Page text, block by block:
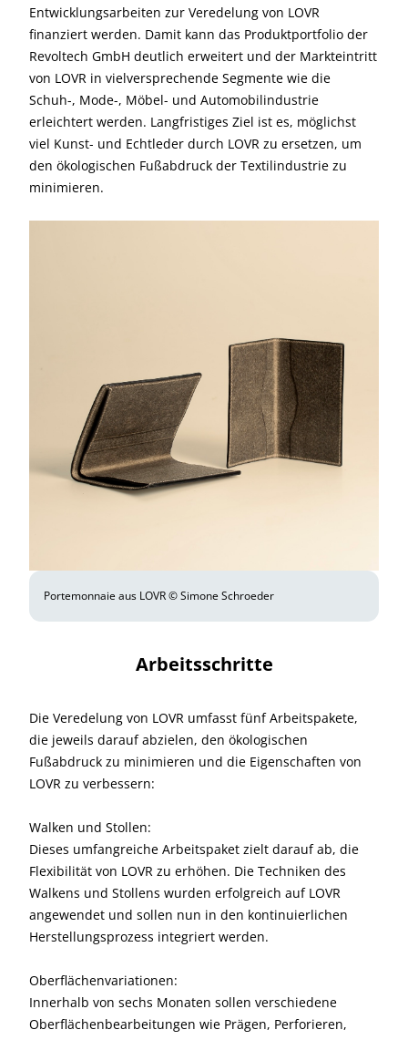
Entwicklungsarbeiten zur Veredelung von LOVR
finanziert werden. Damit kann das Produktportfolio der
Revoltech GmbH deutlich erweitert und der Markteintritt
von LOVR in vielversprechende Segmente wie die
Schuh-, Mode-, Möbel- und Automobilindustrie
erleichtert werden. Langfristiges Ziel ist es, möglichst
viel Kunst- und Echtleder durch LOVR zu ersetzen, um
den ökologischen Fußabdruck der Textilindustrie zu
minimieren.
Portemonnaie aus LOVR © Simone Schroeder
Arbeitsschritte
Die Veredelung von LOVR umfasst fünf Arbeitspakete,
die jeweils darauf abzielen, den ökologischen
Fußabdruck zu minimieren und die Eigenschaften von
LOVR zu verbessern:
Walken und Stollen:
Dieses umfangreiche Arbeitspaket zielt darauf ab, die
Flexibilität von LOVR zu erhöhen. Die Techniken des
Walkens und Stollens wurden erfolgreich auf LOVR
angewendet und sollen nun in den kontinuierlichen
Herstellungsprozess integriert werden.
Oberflächenvariationen:
Innerhalb von sechs Monaten sollen verschiedene
Oberflächenbearbeitungen wie Prägen, Perforieren,